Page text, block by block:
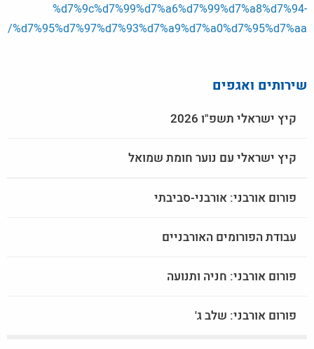
%d7%9c%d7%99%d7%a6%d7%99%d7%a8%d7%94-
%d7%95%d7%97%d7%93%d7%a9%d7%a0%d7%95%d7%aa/
שירותים ואגפים
קיץ ישראלי תשפ"ו 2026
קיץ ישראלי עם נוער חומת שמואל
פורום אורבני: אורבני-סביבתי
עבודת הפורומים האורבניים
פורום אורבני: חניה ותנועה
פורום אורבני: שלב ג'